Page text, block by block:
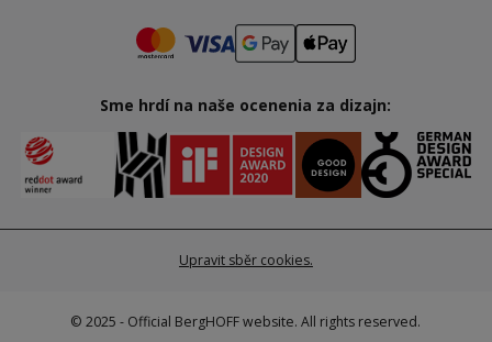
Sme hrdí na naše ocenenia za dizajn:
Upravit sběr cookies.
© 2025 - Official BergHOFF website. All rights reserved.